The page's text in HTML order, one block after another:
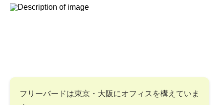
フリーバードは東京・大阪にオフィスを構えていま